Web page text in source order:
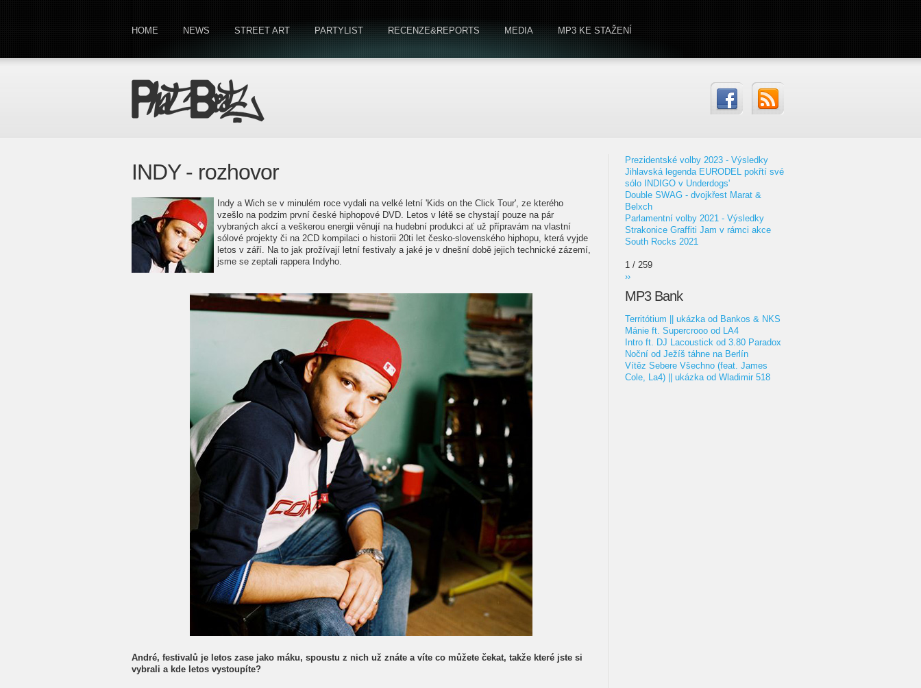
HOME NEWS STREET ART PARTYLIST RECENZE&REPORTS MEDIA MP3 KE STAŽENÍ
INDY - rozhovor
Indy a Wich se v minulém roce vydali na velké letní 'Kids on the Click Tour', ze kterého
vzešlo na podzim první české hiphopové DVD. Letos v létě se chystají pouze na pár
vybraných akcí a veškerou energii věnují na hudební produkci ať už přípravám na vlastní
sólové projekty či na 2CD kompilaci o historii 20ti let česko-slovenského hiphopu, která vyjde
letos v září. Na to jak prožívají letní festivaly a jaké je v dnešní době jejich technické zázemí,
jsme se zeptali rappera Indyho.
André, festivalů je letos zase jako máku, spoustu z nich už znáte a víte co můžete čekat, takže které jste si
vybrali a kde letos vystoupíte?
Prezidentské volby 2023 - Výsledky
Jihlavská legenda EURODEL pokřtí své
sólo INDIGO v Underdogs'
Double SWAG - dvojkřest Marat &
Belxch
Parlamentní volby 2021 - Výsledky
Strakonice Graffiti Jam v rámci akce
South Rocks 2021
1 / 259
››
MP3 Bank
Territótium || ukázka od Bankos & NKS
Mánie ft. Supercrooo od LA4
Intro ft. DJ Lacoustick od 3.80 Paradox
Noční od Ježíš táhne na Berlín
Vítěz Sebere Všechno (feat. James
Cole, La4) || ukázka od Wladimir 518